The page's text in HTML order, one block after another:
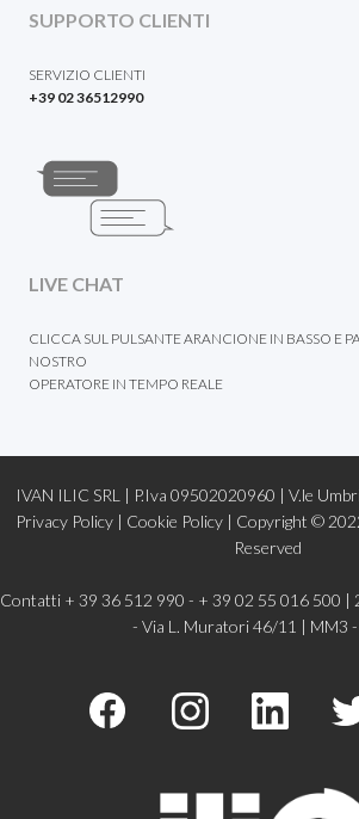
SUPPORTO CLIENTI
SERVIZIO CLIENTI
+39 02 36512990
LIVE CHAT
CLICCA SUL PULSANTE ARANCIONE IN BASSO E
NOSTRO
OPERATORE IN TEMPO REALE
IVAN ILIC SRL | P.Iva 09502020960 | V.le
Privacy Policy | Cookie Policy | Copyright ©
Reserved
Contatti + 39 36 512 990 - + 39 02 55 016 500 |
- Via L. Muratori 46/11 | MM3